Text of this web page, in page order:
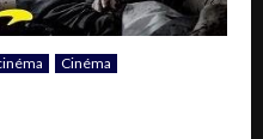
Cinéma